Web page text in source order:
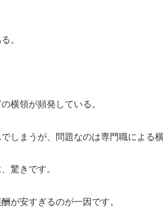
。
横領が頻発している。
しまうが、問題なのは専門職による
驚きです。
が安すぎるのが一因です。